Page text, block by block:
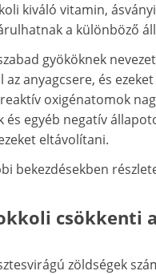
kiváló vitamin,
a különböző
gyököknek
az anyagcsere, és
oxigénatomok
és egyéb negatív
eltávolítani.
bekezdésekben
csökkenti
zöldségek